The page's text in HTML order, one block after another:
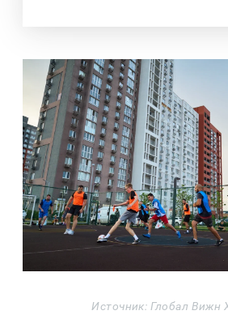
Источник: Глобал Вижн